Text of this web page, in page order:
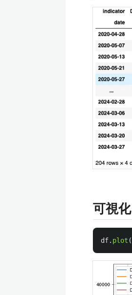
可視化
df. plot (